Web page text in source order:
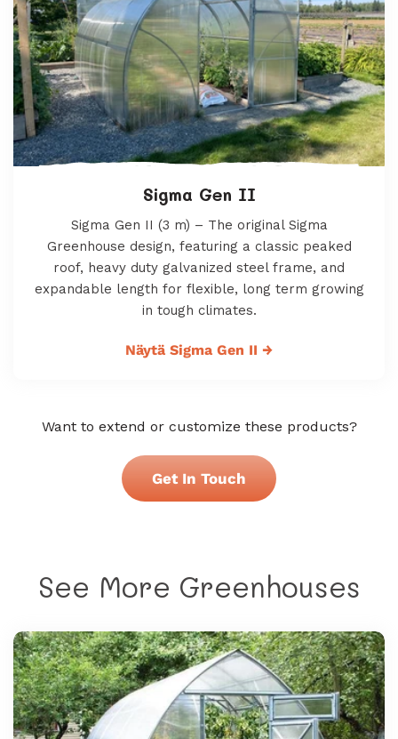
Sigma Gen II
Sigma Gen II (3 m) – The original Sigma
Greenhouse design, featuring a classic peaked
roof, heavy duty galvanized steel frame, and
expandable length for flexible, long term growing
in tough climates.
Näytä Sigma Gen II →
Want to extend or customize these products?
Get In Touch
See More Greenhouses